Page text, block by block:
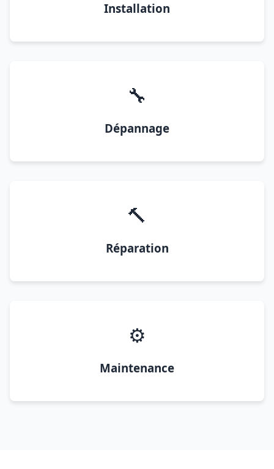
Installation
🔧
Dépannage
🔨
Réparation
⚙️
Maintenance